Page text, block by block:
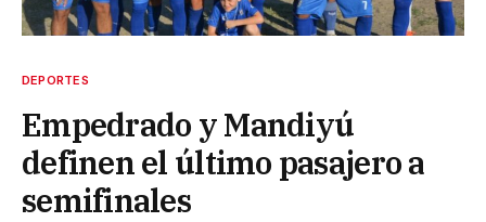
DEPORTES
Empedrado y Mandiyú
definen el último pasajero a
semifinales